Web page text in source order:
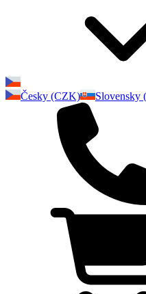
Česky (CZK)
Slovensky